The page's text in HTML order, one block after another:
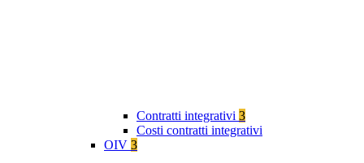
Contratti integrativi 3
Costi contratti integrativi
OIV 3